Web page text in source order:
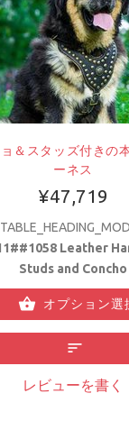
＆スタッズ付きの
ーネス
¥47,719
Leather
Studs and Concho
オプション選
レビューを書く